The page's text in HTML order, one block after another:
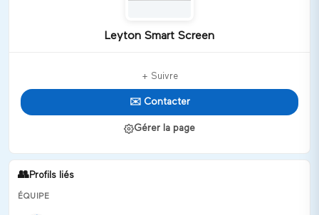
Leyton Smart Screen
+ Suivre
✉️ Contacter
Gérer la page
👥Profils liés
ÉQUIPE